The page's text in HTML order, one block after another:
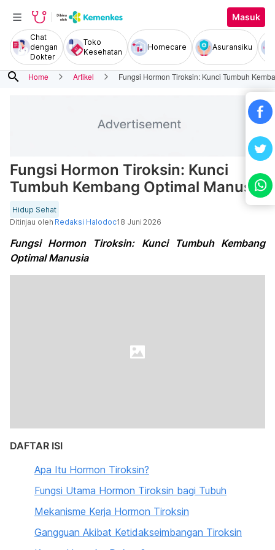
Masuk
Chat
dengan
Dokter
Toko
Kesehatan
Homecare Asuransiku
search Home Artikel Fungsi Hormon Tiroksin: Kunci Tumbuh
Fungsi Hormon Tiroksin: Kunci
Tumbuh Kembang Optimal Manusia
Hidup Sehat
Ditinjau oleh Redaksi Halodoc18 Juni 2026
Fungsi Hormon Tiroksin: Kunci Tumbuh Kembang
Optimal Manusia
DAFTAR ISI
Apa Itu Hormon Tiroksin?
Fungsi Utama Hormon Tiroksin bagi Tubuh
Mekanisme Kerja Hormon Tiroksin
Gangguan Akibat Ketidakseimbangan Tiroksin